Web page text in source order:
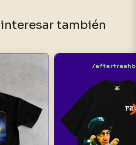
interesar también